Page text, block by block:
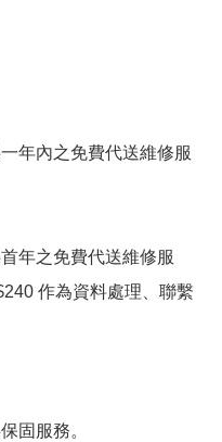
年內之免費代送維修服
年之免費代送維修服
作為資料處理、聯繫
固服務。